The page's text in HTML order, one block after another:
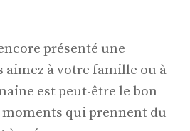
présenté une
aimez à votre famille ou à
est peut-être le bon
qui prennent du